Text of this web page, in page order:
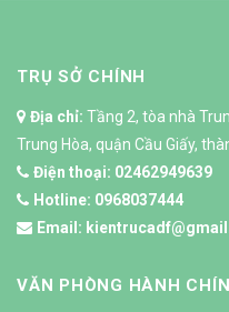
TRỤ SỞ CHÍNH
Địa chỉ: Tầng 2, tòa nhà
Trung Hòa, quận Cầu Giấy,
Điện thoại: 02462949639
Hotline: 0968037444
Email:
VĂN PHÒNG HÀNH